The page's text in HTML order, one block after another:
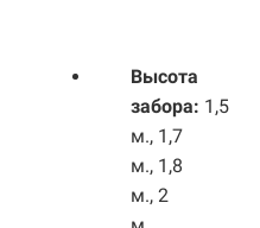
Высота
забора: 1,5
м., 1,7
м., 1,8
м., 2